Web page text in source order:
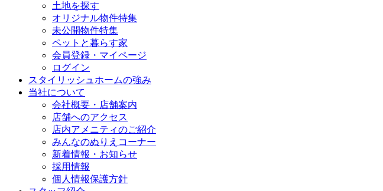
土地を探す
オリジナル物件特集
未公開物件特集
ペットと暮らす家
会員登録・マイページ
ログイン
スタイリッシュホームの強み
当社について
会社概要・店舗案内
店舗へのアクセス
店内アメニティのご紹介
みんなのぬりえコーナー
新着情報・お知らせ
採用情報
個人情報保護方針